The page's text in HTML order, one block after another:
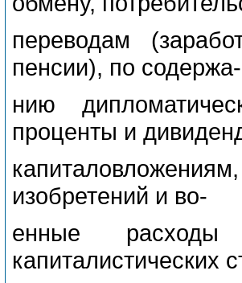
переводам
пенсии), по содержа-
нию
проценты и
изобретений и во-
енные
капиталистических